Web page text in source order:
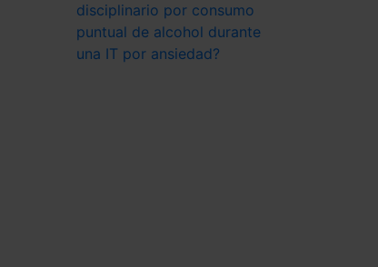
disciplinario por consumo
puntual de alcohol durante
una IT por ansiedad?